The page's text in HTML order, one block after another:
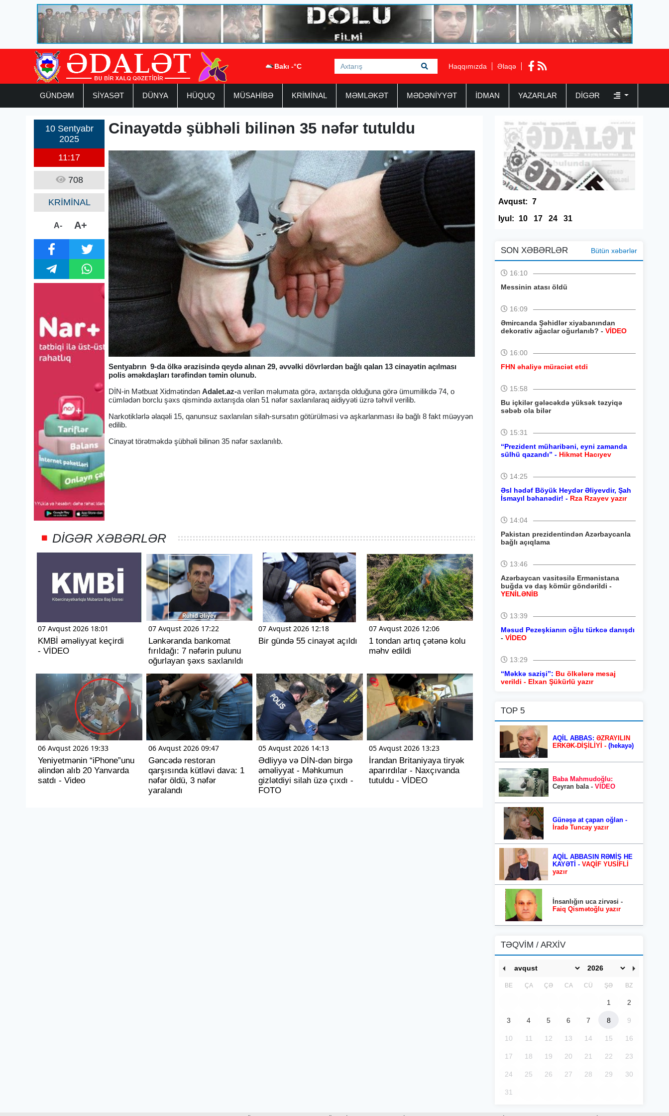
Bakı -°C Haqqımızda Əlaqə
GÜNDƏM SİYASƏT DÜNYA HÜQUQ MÜSAHİBƏ KRİMİNAL MƏMLƏKƏT MƏDƏNİYYƏT İDMAN YAZARLAR DIGƏR
10 Sentyabr
2025
11:17
708
KRİMİNAL
A- A+
Cinayətdə şübhəli bilinən 35 nəfər tutuldu
Sentyabrın 9-da ölkə ərazisində qeydə alınan 29, əvvəlki dövrlərdən bağlı qalan 13 cinayətin açılması
polis əməkdaşları tərəfindən təmin olunub.
DİN-in Mətbuat XidmətindənAdalet.az-a verilən məlumata görə, axtarışda olduğuna görə ümumilikdə 74, o
cümlədən borclu şəxs qismində axtarışda olan 51 nəfər saxlanılaraq aidiyyəti üzrə təhvil verilib.
Narkotiklərlə əlaqəli 15, qanunsuz saxlanılan silah-sursatın götürülməsi və aşkarlanması ilə bağlı 8 fakt müəyyən
edilib.
Cinayət törətməkdə şübhəli bilinən 35 nəfər saxlanılıb.
DIGƏR XƏBƏRLƏR
07 Avqust 2026 18:01
KMBİ əməliyyat keçirdi
- VİDEO
07 Avqust 2026 17:22
Lənkəranda bankomat
fırıldağı: 7 nəfərin pulunu
oğurlayan şəxs saxlanıldı
07 Avqust 2026 12:18
Bir gündə 55 cinayət açıldı
07 Avqust 2026 12:06
1 tondan artıq çətənə kolu
məhv edildi
06 Avqust 2026 19:33
Yeniyetmənin “iPhone”unu
əlindən alıb 20 Yanvarda
satdı - Video
06 Avqust 2026 09:47
Gəncədə restoran
qarşısında kütləvi dava: 1
nəfər öldü, 3 nəfər
yaralandı
05 Avqust 2026 14:13
Ədliyyə və DİN-dən birgə
əməliyyat - Məhkumun
gizlətdiyi silah üzə çıxdı -
FOTO
05 Avqust 2026 13:23
İrandan Britaniyaya tiryək
aparırdılar - Naxçıvanda
tutuldu - VİDEO
Avqust: 7
Iyul:
10 17 24 31
SON XƏBƏRLƏR Bütün xəbərlər
16:10
Messinin atası öldü
16:09
Əmircanda Şəhidlər xiyabanından
dekorativ ağaclar oğurlanıb? - VİDEO
16:00
FHN əhaliyə müraciət etdi
15:58
Bu içkilər gələcəkdə yüksək təzyiqə
səbəb ola bilər
15:31
“Prezident müharibəni, eyni zamanda
sülhü qazandı” - Hikmət Hacıyev
14:25
Əsl hədəf Böyük Heydər Əliyevdir, Şah
İsmayıl bəhanədir! - Rza Rzayev yazır
14:04
Pakistan prezidentindən Azərbaycanla
bağlı açıqlama
13:46
Azərbaycan vasitəsilə Ermənistana
buğda və daş kömür göndərildi -
YENİLƏNİB
13:39
Məsud Pezeşkianın oğlu türkcə danışdı
- VİDEO
13:29
“Məkkə sazişi”: Bu ölkələrə mesaj
verildi - Elxan Şükürlü yazır
TOP 5
AQİL ABBAS: ƏZRAYILIN
ERKƏK-DİŞİLİYİ - (hekayə)
Baba Mahmudoğlu:
Ceyran bala - VİDEO
Günəşə at çapan oğlan -
İradə Tuncay yazır
AQİL ABBASIN RƏMİŞ HE
KAYƏTİ - VAQİF YUSİFLİ
yazır
İnsanlığın uca zirvəsi -
Faiq Qismətoğlu yazır
TƏQVİM / ARXİV
BE ÇA ÇƏ CA CÜ ŞƏ BZ
1 2
3 4 5 6 7 8 9
10 11 12 13 14 15 16
17 18 19 20 21 22 23
24 25 26 27 28 29 30
31